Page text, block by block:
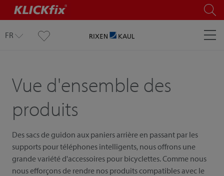
FR
Vue d'ensemble des
produits
Des sacs de guidon aux paniers arrière en passant par les
supports pour téléphones intelligents, nous offrons une
grande variété d'accessoires pour bicyclettes. Comme nous
nous efforçons de rendre nos produits compatibles avec le